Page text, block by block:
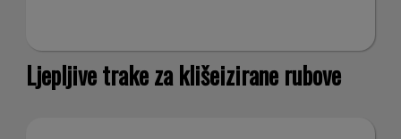
Ljepljive trake za klišeizirane rubove